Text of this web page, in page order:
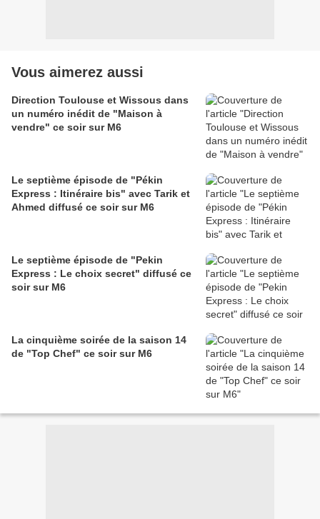
Vous aimerez aussi
Direction Toulouse et Wissous dans
un numéro inédit de "Maison à
vendre" ce soir sur M6
Le septième épisode de "Pékin
Express : Itinéraire bis" avec Tarik et
Ahmed diffusé ce soir sur M6
Le septième épisode de "Pekin
Express : Le choix secret" diffusé ce
soir sur M6
La cinquième soirée de la saison 14
de "Top Chef" ce soir sur M6